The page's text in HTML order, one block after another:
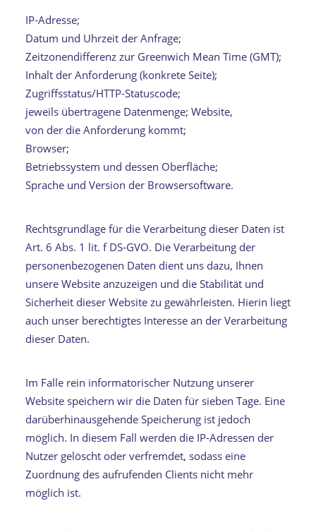
IP-Adresse;
Datum und Uhrzeit der Anfrage;
Zeitzonendifferenz zur Greenwich Mean Time (GMT);
Inhalt der Anforderung (konkrete Seite);
Zugriffsstatus/HTTP-Statuscode;
jeweils übertragene Datenmenge; Website,
von der die Anforderung kommt;
Browser;
Betriebssystem und dessen Oberfläche;
Sprache und Version der Browsersoftware.
Rechtsgrundlage für die Verarbeitung dieser Daten ist
Art. 6 Abs. 1 lit. f DS-GVO. Die Verarbeitung der
personenbezogenen Daten dient uns dazu, Ihnen
unsere Website anzuzeigen und die Stabilität und
Sicherheit dieser Website zu gewährleisten. Hierin liegt
auch unser berechtigtes Interesse an der Verarbeitung
dieser Daten.
Im Falle rein informatorischer Nutzung unserer
Website speichern wir die Daten für sieben Tage. Eine
darüberhinausgehende Speicherung ist jedoch
möglich. In diesem Fall werden die IP-Adressen der
Nutzer gelöscht oder verfremdet, sodass eine
Zuordnung des aufrufenden Clients nicht mehr
möglich ist.